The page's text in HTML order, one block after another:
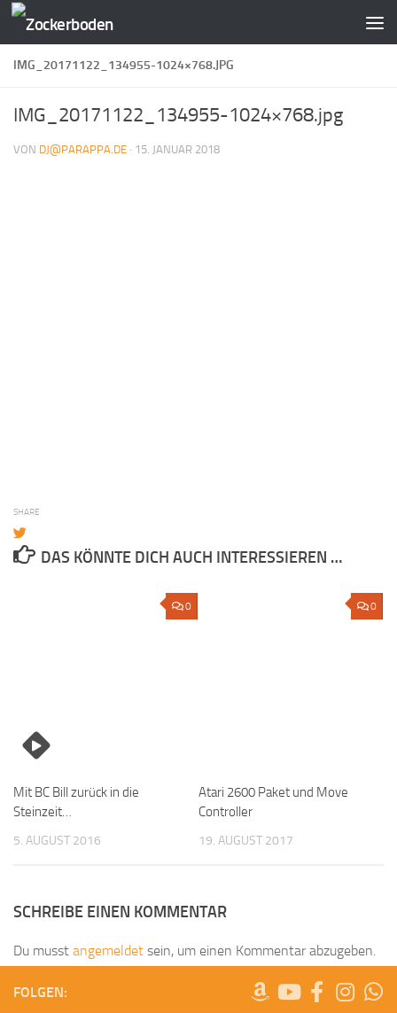
Zum Inhalt springen
IMG_20171122_134955-1024×768.JPG
IMG_20171122_134955-1024×768.jpg
VON DJ@PARAPPA.DE · 15. JANUAR 2018
SHARE
DAS KÖNNTE DICH AUCH INTERESSIEREN …
0
Mit BC Bill zurück in die
Steinzeit…
5. AUGUST 2016
0
Atari 2600 Paket und Move
Controller
19. AUGUST 2017
SCHREIBE EINEN KOMMENTAR
Du musst angemeldet sein, um einen Kommentar abzugeben.
FOLGEN: